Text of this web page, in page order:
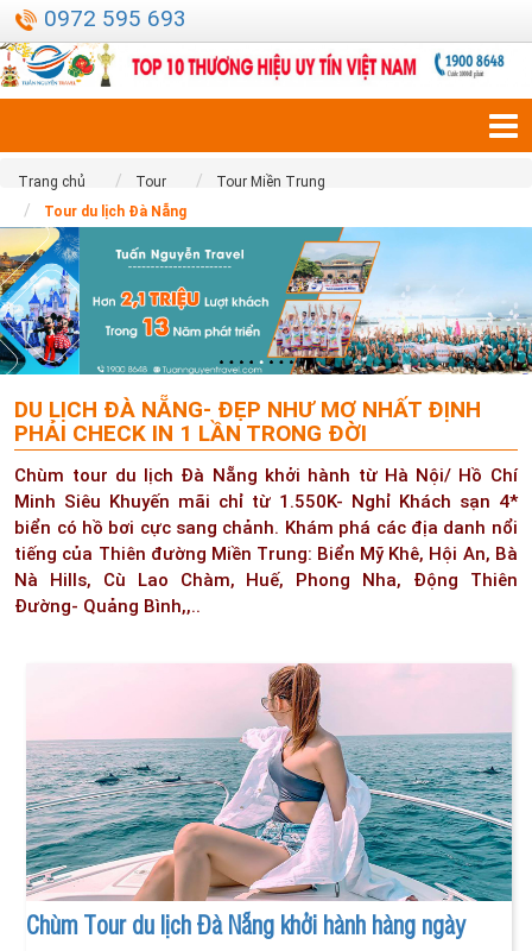
0972 595 693
Trang chủ Tour
Tour Miền Trung
Tour du lịch Đà Nẵng
DU LỊCH ĐÀ NẴNG- ĐẸP NHƯ MƠ NHẤT ĐỊNH
PHẢI CHECK IN 1 LẦN TRONG ĐỜI
Chùm tour du lịch Đà Nẵng khởi hành từ Hà Nội/ Hồ Chí
Minh Siêu Khuyến mãi chỉ từ 1.550K- Nghỉ Khách sạn 4*
biển có hồ bơi cực sang chảnh. Khám phá các địa danh nổi
tiếng của Thiên đường Miền Trung: Biển Mỹ Khê, Hội An, Bà
Nà Hills, Cù Lao Chàm, Huế, Phong Nha, Động Thiên
Đường- Quảng Bình,,..
Chùm Tour du lịch Đà Nẵng khởi hành hàng ngày